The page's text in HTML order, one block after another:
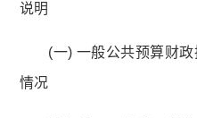
说明
(一) 一般公共预算财
情况